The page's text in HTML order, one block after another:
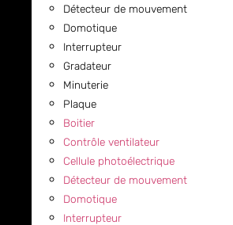
Détecteur de mouvement
Domotique
Interrupteur
Gradateur
Minuterie
Plaque
Boitier
Contrôle ventilateur
Cellule photoélectrique
Détecteur de mouvement
Domotique
Interrupteur